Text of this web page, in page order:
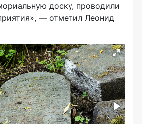
доску, проводили
— отметил Леонид